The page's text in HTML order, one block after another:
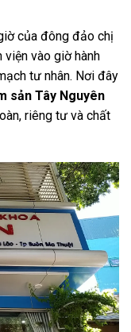
của đông đảo chị
vào giờ hành
tư nhân. Nơi đây
sản Tây Nguyên
riêng tư và chất